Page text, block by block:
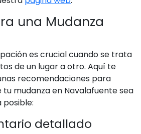
una Mudanza
es crucial cuando se trata
de un lugar a otro. Aquí te
recomendaciones para
mudanza en Navalafuente sea
posible:
detallado